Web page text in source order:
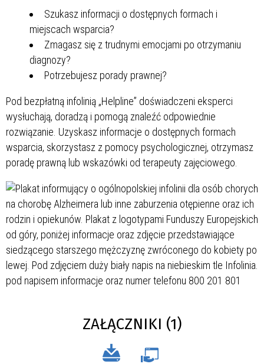
Szukasz informacji o dostępnych formach i
miejscach wsparcia?
Zmagasz się z trudnymi emocjami po otrzymaniu
diagnozy?
Potrzebujesz porady prawnej?
Pod bezpłatną infolinią „Helpline” doświadczeni eksperci
wysłuchają, doradzą i pomogą znaleźć odpowiednie
rozwiązanie. Uzyskasz informacje o dostępnych formach
wsparcia, skorzystasz z pomocy psychologicznej, otrzymasz
poradę prawną lub wskazówki od terapeuty zajęciowego.
ZAŁĄCZNIKI (1)